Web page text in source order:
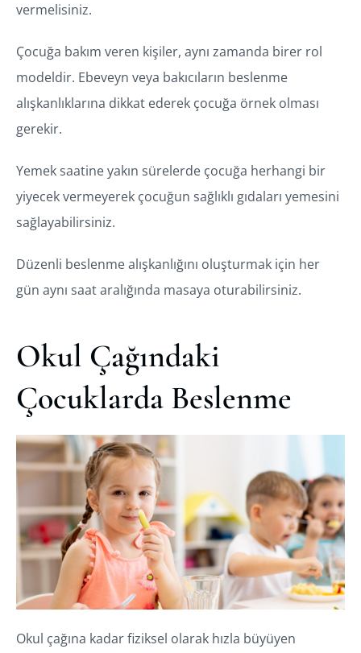
vermelisiniz.
Çocuğa bakım veren kişiler, aynı zamanda birer rol
modeldir. Ebeveyn veya bakıcıların beslenme
alışkanlıklarına dikkat ederek çocuğa örnek olması
gerekir.
Yemek saatine yakın sürelerde çocuğa herhangi bir
yiyecek vermeyerek çocuğun sağlıklı gıdaları yemesini
sağlayabilirsiniz.
Düzenli beslenme alışkanlığını oluşturmak için her
gün aynı saat aralığında masaya oturabilirsiniz.
Okul Çağındaki
Çocuklarda Beslenme
Okul çağına kadar fiziksel olarak hızla büyüyen